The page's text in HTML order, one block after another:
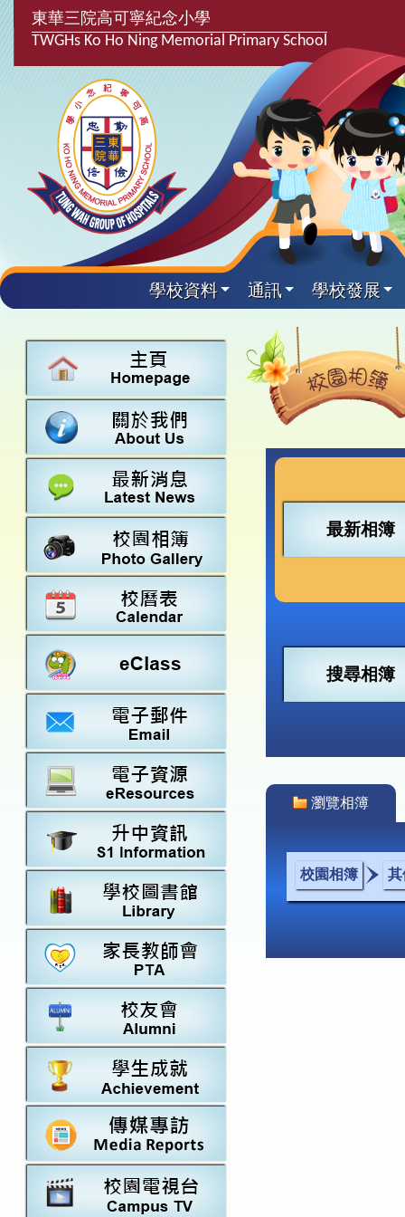
東華三院高可寧紀念小學
TWGHs Ko Ho Ning Memorial Primary School
學校資料 通訊 學校發展
關於
學校資料
校長的話
行政架構
學校設施
學校
最新消息
學校發
計劃,報告及
主要
中文
英文
常識
學生
學生支援組
言語能力提
興趣及
課後興趣班
校隊活動
學生得
25-26得獎
24-25得獎
22-23得獎
20-21得獎
校園
校園相簿
校園電台
學校附
家長教師會
校友會